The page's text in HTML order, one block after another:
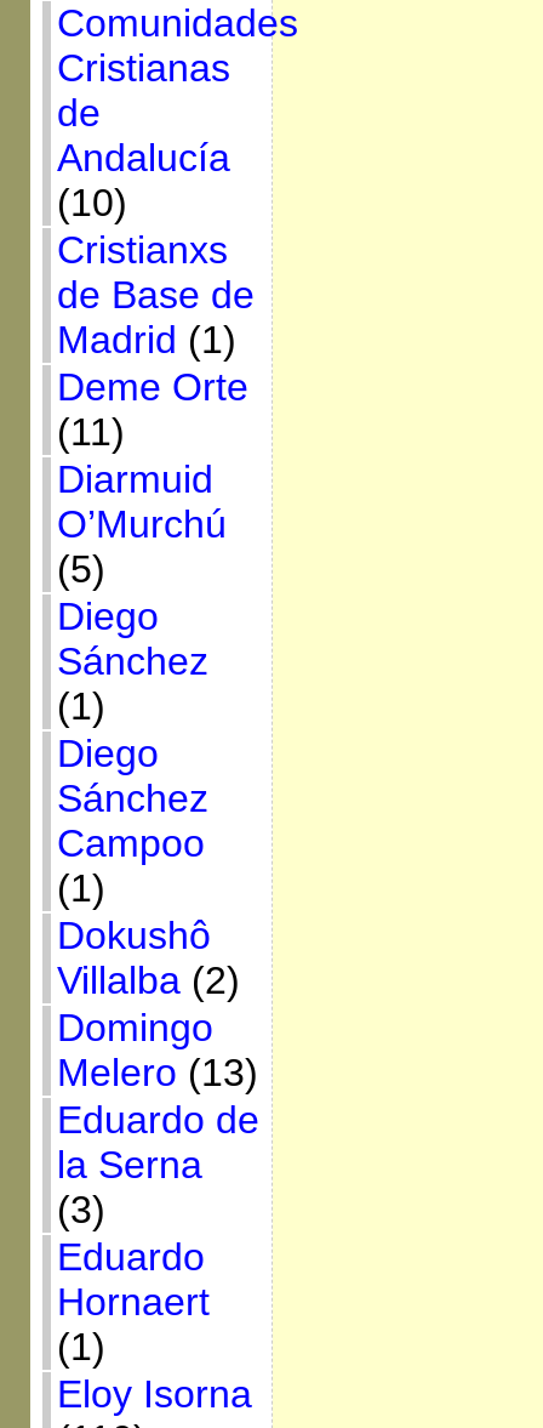
Comunidades
Cristianas
de
Andalucía
(10)
Cristianxs
de Base de
Madrid (1)
Deme Orte
(11)
Diarmuid
O’Murchú
(5)
Diego
Sánchez
(1)
Diego
Sánchez
Campoo
(1)
Dokushô
Villalba(2)
Domingo
Melero (13)
Eduardo de
la Serna
(3)
Eduardo
Hornaert
(1)
Eloy Isorna